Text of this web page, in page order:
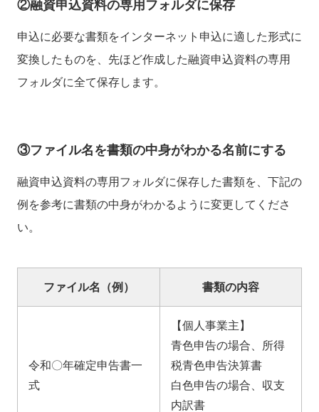
②融資申込資料の専用フォルダに保存
申込に必要な書類をインターネット申込に適した形式に
変換したものを、先ほど作成した融資申込資料の専用
フォルダに全て保存します。
③ファイル名を書類の中身がわかる名前にする
融資申込資料の専用フォルダに保存した書類を、下記の
例を参考に書類の中身がわかるように変更してくださ
い。
ファイル名（例） 書類の内容
令和〇年確定申告書一
式
【個人事業主】
青色申告の場合、所得
税青色申告決算書
白色申告の場合、収支
内訳書